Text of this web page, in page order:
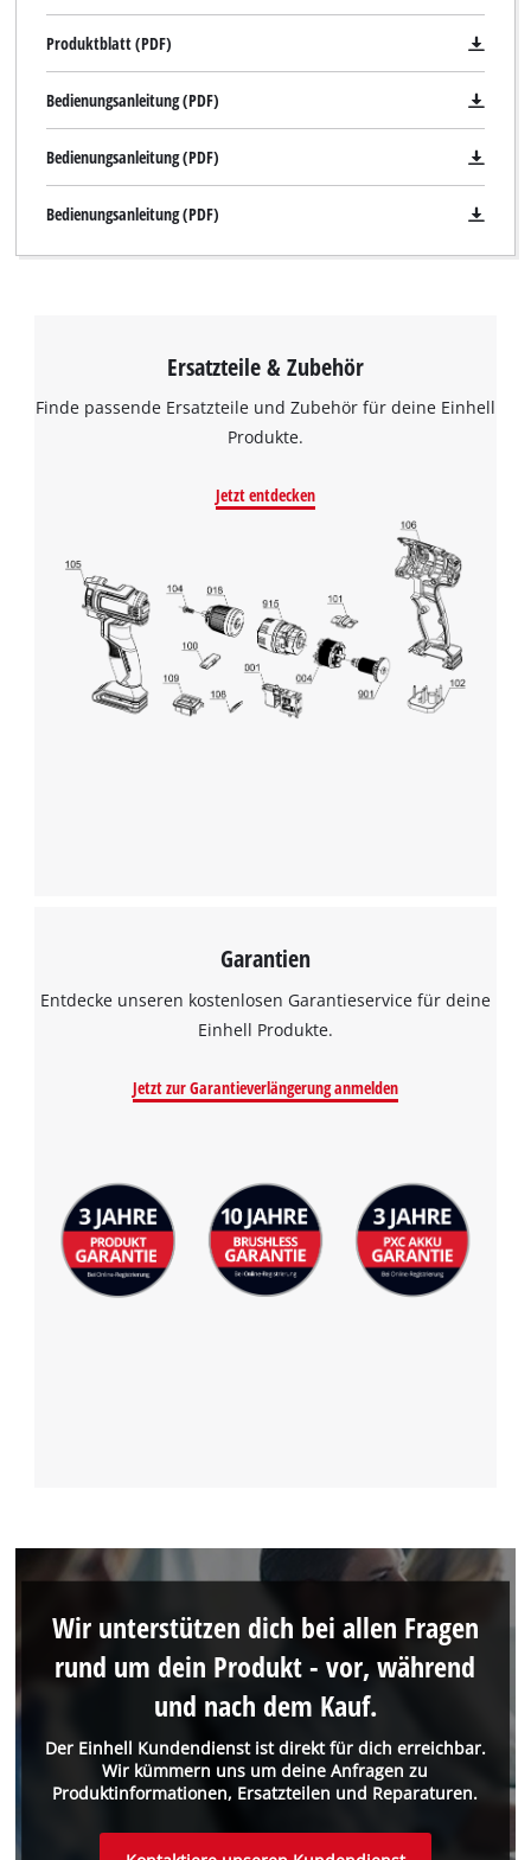
Produktblatt (PDF)
Bedienungsanleitung (PDF)
Bedienungsanleitung (PDF)
Bedienungsanleitung (PDF)
Ersatzteile & Zubehör
Finde passende Ersatzteile und Zubehör für deine Einhell
Produkte.
Jetzt entdecken
Garantien
Entdecke unseren kostenlosen Garantieservice für deine
Einhell Produkte.
Jetzt zur Garantieverlängerung anmelden
Der Einhell Kundendienst ist direkt für dich erreichbar.
Wir kümmern uns um deine Anfragen zu
Produktinformationen, Ersatzteilen und Reparaturen.
Wir unterstützen dich bei allen Fragen
rund um dein Produkt - vor, während
und nach dem Kauf.